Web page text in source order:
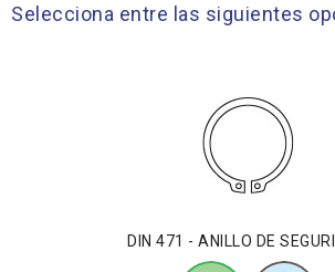
Selecciona entre las siguientes
DIN 471 - ANILLO DE